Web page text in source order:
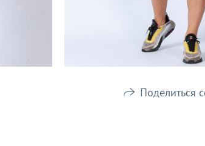
Поделиться